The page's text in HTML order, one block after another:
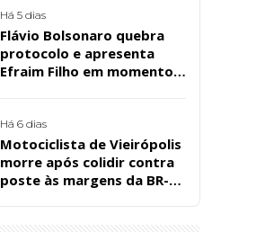
Santos, em Patos
Há 5 dias
Flávio Bolsonaro quebra
protocolo e apresenta
Efraim Filho em momento
Há 6 dias
Motociclista de Vieirópolis
morre após colidir contra
poste às margens da BR-